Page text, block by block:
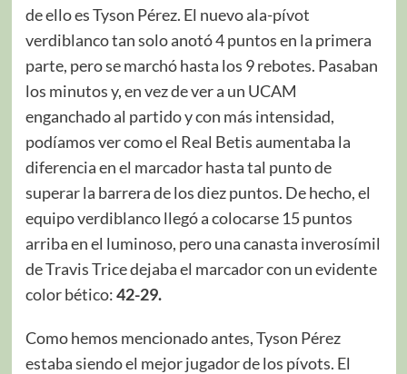
de ello es Tyson Pérez. El nuevo ala-pívot
verdiblanco tan solo anotó 4 puntos en la primera
parte, pero se marchó hasta los 9 rebotes. Pasaban
los minutos y, en vez de ver a un UCAM
enganchado al partido y con más intensidad,
podíamos ver como el Real Betis aumentaba la
diferencia en el marcador hasta tal punto de
superar la barrera de los diez puntos. De hecho, el
equipo verdiblanco llegó a colocarse 15 puntos
arriba en el luminoso, pero una canasta inverosímil
de Travis Trice dejaba el marcador con un evidente
color bético:42-29.
Como hemos mencionado antes, Tyson Pérez
estaba siendo el mejor jugador de los pívots. El